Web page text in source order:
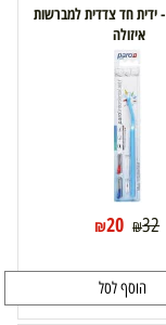
Paro 1040 - ידית חד צדדית למברשות
איזולה
₪32
₪20
הוסף לסל